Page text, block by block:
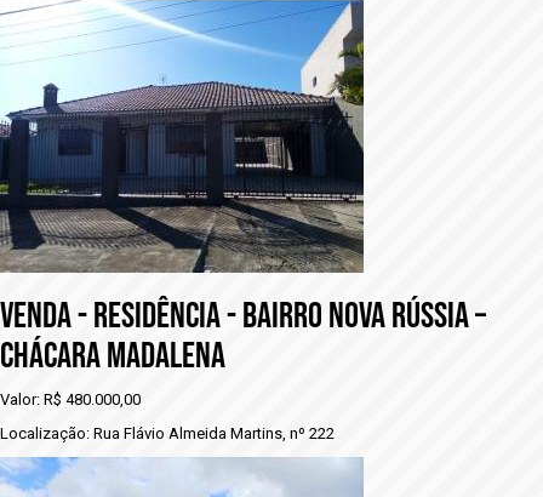
vENDA - RESIDÊNCIA - BAIRRO NOVA RÚSSIA –
CHÁCARA MADALENA
Valor: R$ 480.000,00
Localização: Rua Flávio Almeida Martins, nº 222